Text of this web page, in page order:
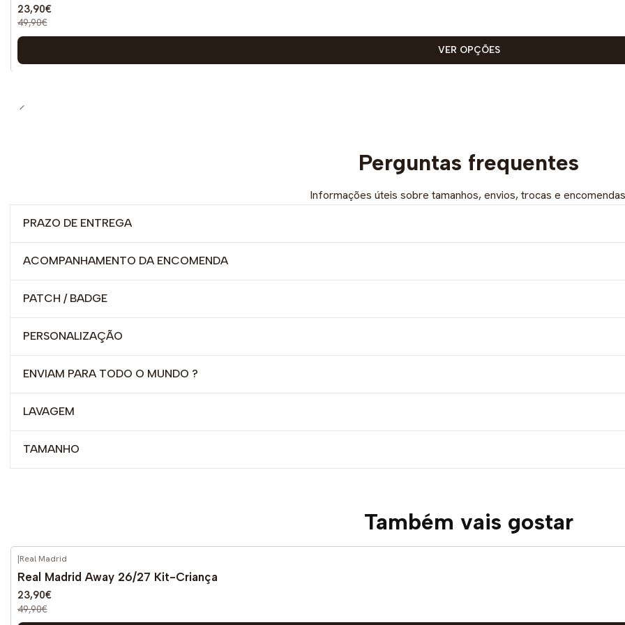
23,90€
49,90€
VER OPÇÕES
Perguntas frequentes
Informações úteis sobre tamanhos, envios, trocas e
PRAZO DE ENTREGA
ACOMPANHAMENTO DA ENCOMENDA
PATCH / BADGE
PERSONALIZAÇÃO
ENVIAM PARA TODO O MUNDO ?
LAVAGEM
TAMANHO
Também vais gostar
-52%
DESCONTO
|Real Madrid
Real Madrid Away 26/27 Kit-Criança
23,90€
49,90€